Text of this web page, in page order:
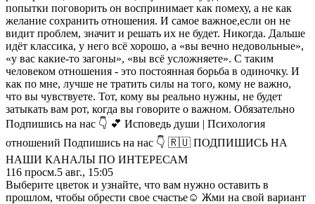
попытки поговорить он воспринимает как помеху, а не как
желание сохранить отношения. И самое важное,если он не
видит проблем, значит и решать их не будет. Никогда. Дальше
идёт классика, у него всё хорошо, а «вы вечно недовольные»,
«у вас какие-то загоны», «вы всё усложняете». С таким
человеком отношения - это постоянная борьба в одиночку. И
как по мне, лучше не тратить силы на того, кому не важно,
что вы чувствуете. Тот, кому вы реально нужны, не будет
затыкать вам рот, когда вы говорите о важном. Обязательно
Подпишись на нас 👇 💕 Исповедь души | Психология
отношений Подпишись на нас 👇 🇷🇺 ПОДПИШИСЬ НА
НАШИ КАНАЛЫ ПО ИНТЕРЕСАМ
116 просм.5 авг., 15:05
Выберите цветок и узнайте, что вам нужно оставить в
прошлом, чтобы обрести свое счастье☺️ Жми на свой вариант